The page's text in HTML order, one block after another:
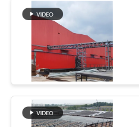
ΕΙΔΉΣΕΙΣ
ΛΎΣΗ
ΕΛΑΤΤΩΜΆΤΩΝ
BLOG